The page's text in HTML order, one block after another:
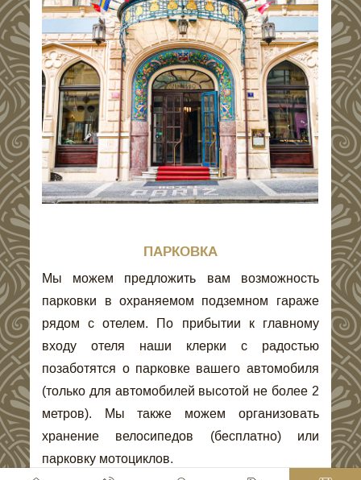
ПАРКОВКА
Мы можем предложить вам возможность
парковки в охраняемом подземном гараже
рядом с отелем. По прибытии к главному
входу отеля наши клерки с радостью
позаботятся о парковке вашего автомобиля
(только для автомобилей высотой не более 2
метров). Мы также можем организовать
хранение велосипедов (бесплатно) или
парковку мотоциклов.